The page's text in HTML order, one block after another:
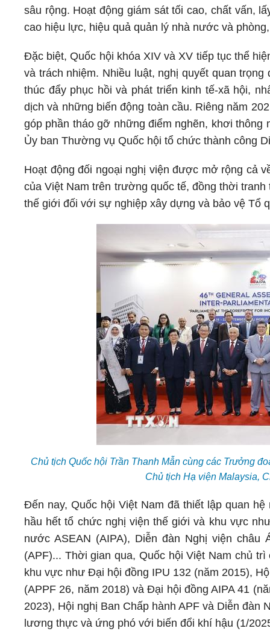
sâu rộng. Hoạt động giám sát tối cao, chất vấn,
cao hiệu lực, hiệu quả quản lý nhà nước và
Đặc biệt, Quốc hội khóa XIV và XV tiếp tục thể
và trách nhiệm. Nhiều luật, nghị quyết quan
thúc đẩy phục hồi và phát triển kinh tế-xã hội,
dịch và những biến động toàn cầu. Riêng năm
góp phần tháo gỡ những điểm nghẽn, khơi thông
Ủy ban Thường vụ Quốc hội tổ chức thành công
Hoạt động đối ngoại nghị viện được mở rộng cả
của Việt Nam trên trường quốc tế, đồng thời
thế giới đối với sự nghiệp xây dựng và bảo vệ Tổ
Chủ tịch Quốc hội Trần Thanh Mẫn cùng các Trưởng
Chủ tịch Hạ viện Malaysia,
Đến nay, Quốc hội Việt Nam đã thiết lập quan
hầu hết tổ chức nghị viện thế giới và khu vực
nước ASEAN (AIPA), Diễn đàn Nghị viện
(APF)... Thời gian qua, Quốc hội Việt Nam chủ
khu vực như Đại hội đồng IPU 132 (năm 2015),
(APPF 26, năm 2018) và Đại hội đồng AIPA 41
2023), Hội nghị Ban Chấp hành APF và Diễn
lương thực và ứng phó với biến đổi khí hậu (1/